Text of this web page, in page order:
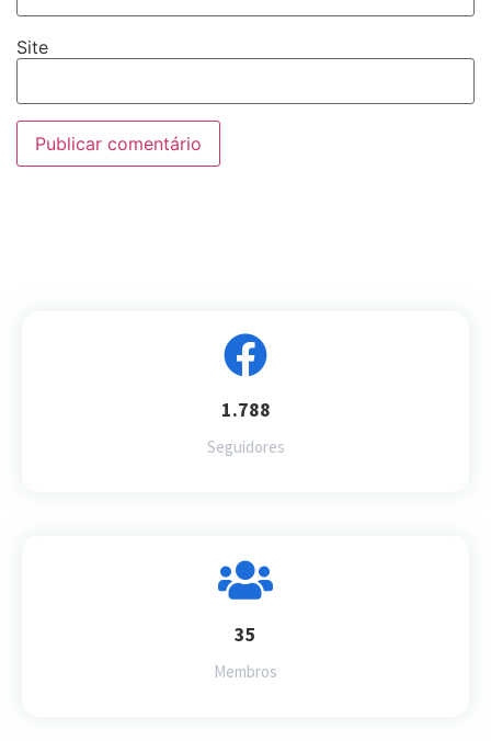
Site
1.788
Seguidores
35
Membros